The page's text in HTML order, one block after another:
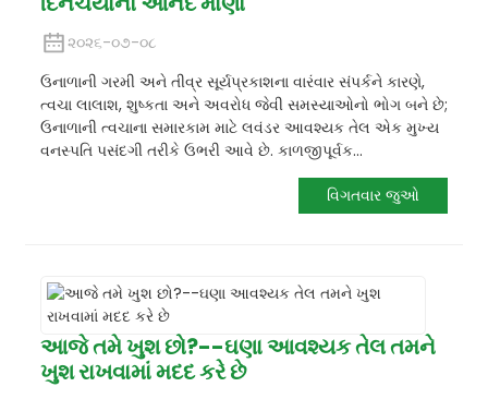
૨૦૨૬-૦૭-૦૮
ઉનાળાની ગરમી અને તીવ્ર સૂર્યપ્રકાશના વારંવાર સંપર્કને કારણે,
ત્વચા લાલાશ, શુષ્કતા અને અવરોધ જેવી સમસ્યાઓનો ભોગ બને છે;
ઉનાળાની ત્વચાના સમારકામ માટે લવંડર આવશ્યક તેલ એક મુખ્ય
વનસ્પતિ પસંદગી તરીકે ઉભરી આવે છે. કાળજીપૂર્વક...
વિગતવાર જુઓ
આજે તમે ખુશ છો?--ઘણા આવશ્યક તેલ તમને
ખુશ રાખવામાં મદદ કરે છે